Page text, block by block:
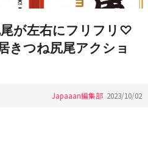
が左右にフリフリ♡
きつね尻尾アクショ
Japaaan編集部 2023/10/02